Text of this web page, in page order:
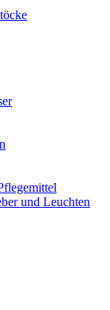
und Leuchten